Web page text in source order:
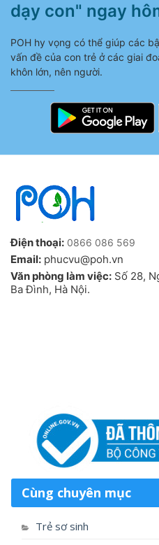
dạy con" ngay
POH hy vọng có thể giúp các
vấn đề của con trẻ ở các giai
khôn lớn, nên người.
Điện thoại: 0866 086 569
Email: phucvu@poh.vn
Văn phòng làm việc: Số 28,
Ba Đình, Hà Nội.
Cùng chuyên mục
Trẻ sơ sinh